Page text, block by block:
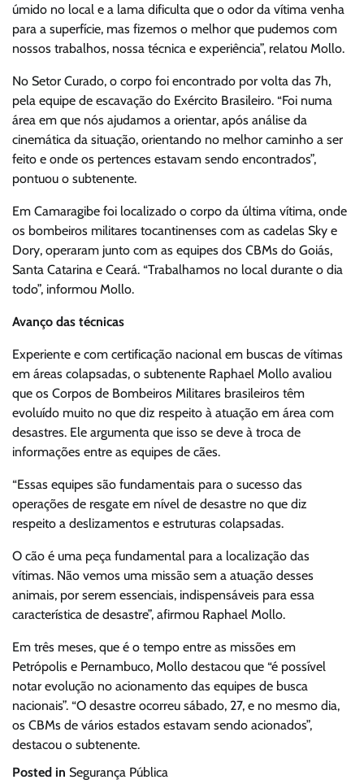
úmido no local e a lama dificulta que o odor da vítima venha
para a superfície, mas fizemos o melhor que pudemos com
nossos trabalhos, nossa técnica e experiência”, relatou Mollo.
No Setor Curado, o corpo foi encontrado por volta das 7h,
pela equipe de escavação do Exército Brasileiro. “Foi numa
área em que nós ajudamos a orientar, após análise da
cinemática da situação, orientando no melhor caminho a ser
feito e onde os pertences estavam sendo encontrados”,
pontuou o subtenente.
Em Camaragibe foi localizado o corpo da última vítima, onde
os bombeiros militares tocantinenses com as cadelas Sky e
Dory, operaram junto com as equipes dos CBMs do Goiás,
Santa Catarina e Ceará. “Trabalhamos no local durante o dia
todo”, informou Mollo.
Avanço das técnicas
Experiente e com certificação nacional em buscas de vítimas
em áreas colapsadas, o subtenente Raphael Mollo avaliou
que os Corpos de Bombeiros Militares brasileiros têm
evoluído muito no que diz respeito à atuação em área com
desastres. Ele argumenta que isso se deve à troca de
informações entre as equipes de cães.
“Essas equipes são fundamentais para o sucesso das
operações de resgate em nível de desastre no que diz
respeito a deslizamentos e estruturas colapsadas.
O cão é uma peça fundamental para a localização das
vítimas. Não vemos uma missão sem a atuação desses
animais, por serem essenciais, indispensáveis para essa
característica de desastre”, afirmou Raphael Mollo.
Em três meses, que é o tempo entre as missões em
Petrópolis e Pernambuco, Mollo destacou que “é possível
notar evolução no acionamento das equipes de busca
nacionais”. “O desastre ocorreu sábado, 27, e no mesmo dia,
os CBMs de vários estados estavam sendo acionados”,
destacou o subtenente.
Posted in Segurança Pública